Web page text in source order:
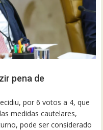
pena de
por 6 votos a 4, que
medidas cautelares,
pode ser considerado